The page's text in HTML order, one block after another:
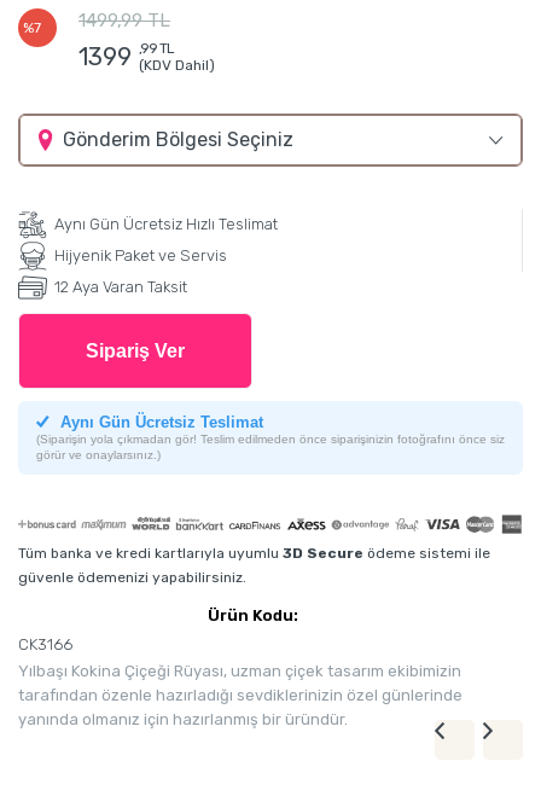
%7 1499,99 TL
1399 ,99 TL
(KDV Dahil)
Gönderim Bölgesi Seçiniz
Aynı Gün Ücretsiz Hızlı Teslimat
Hijyenik Paket ve Servis
12 Aya Varan Taksit
Sipariş Ver
Aynı Gün Ücretsiz Teslimat
(Siparişin yola çıkmadan gör! Teslim edilmeden önce siparişinizin fotoğrafını önce siz
görür ve onaylarsınız.)
Tüm banka ve kredi kartlarıyla uyumlu 3D Secure ödeme sistemi ile
güvenle ödemenizi yapabilirsiniz.
Ürün Kodu:
CK3166
Yılbaşı Kokina Çiçeği Rüyası, uzman çiçek tasarım ekibimizin
tarafından özenle hazırladığı sevdiklerinizin özel günlerinde
yanında olmanız için hazırlanmış bir üründür.